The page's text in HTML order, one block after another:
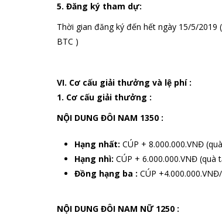
5. Đăng ký tham dự:
Thời gian đăng ký đến hết ngày 15/5/
BTC )
VI. Cơ cấu giải thưởng và lệ phí :
1. Cơ cấu giải thưởng :
NỘI DUNG ĐÔI NAM 1350 :
Hạng nhất: CÚP + 8.000.000.VNĐ
Hạng nhì: CÚP + 6.000.000.VNĐ (quà
Đồng hạng ba : CÚP
NỘI DUNG ĐÔI NAM NỮ 1250 :